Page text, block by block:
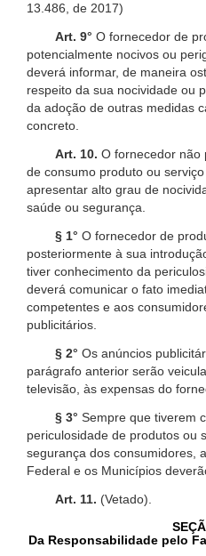
13.486, de 2017)
Art. 9° O fornecedor de
potencialmente nocivos ou
deverá informar, de maneira
respeito da sua nocividade ou
da adoção de outras medidas
concreto.
Art. 10. O fornecedor não
de consumo produto ou
apresentar alto grau de
saúde ou segurança.
§ 1° O fornecedor de
posteriormente à sua
tiver conhecimento da
deverá comunicar o fato
competentes e aos
publicitários.
§ 2° Os anúncios
parágrafo anterior serão
televisão, às expensas do
§ 3° Sempre que tiverem
periculosidade de produtos ou
segurança dos consumidores,
Federal e os Municípios
Art. 11. (Vetado).
Da Responsabilidade pelo